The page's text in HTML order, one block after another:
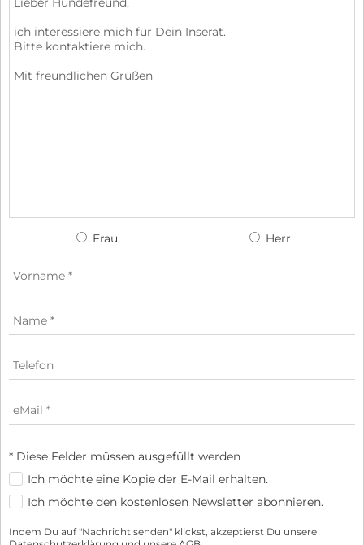
Frau Herr
* Diese Felder müssen ausgefüllt werden
Ich möchte eine Kopie der E-Mail erhalten.
Ich möchte den kostenlosen Newsletter abonnieren.
Indem Du auf "Nachricht senden" klickst, akzeptierst Du unsere